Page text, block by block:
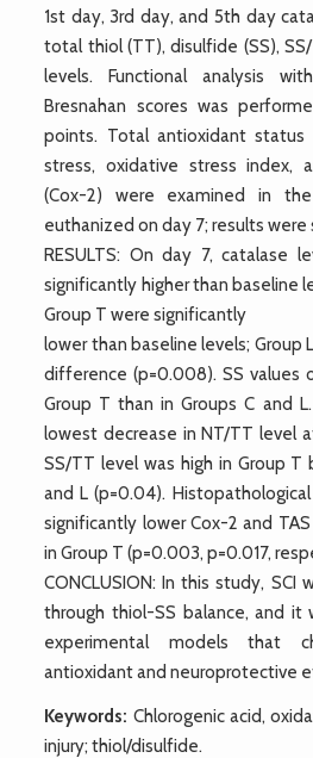
1st day, 3rd day, and 5th day
total thiol (TT), disulfide (SS),
levels. Functional analysis
Bresnahan scores was
points. Total antioxidant status
stress, oxidative stress index,
(Cox-2) were examined in
euthanized on day 7; results
RESULTS: On day 7, catalase
significantly higher than baseline
Group T were significantly
lower than baseline levels; Group
difference (p=0.008). SS values
Group T than in Groups C and
lowest decrease in NT/TT level
SS/TT level was high in Group T
and L (p=0.04).
significantly lower Cox-2 and
in Group T (p=0.003, p=0.017,
CONCLUSION: In this study, SCI
through thiol-SS balance, and
experimental models that
antioxidant and neuroprotective
Keywords: Chlorogenic acid,
injury; thiol/disulfide.